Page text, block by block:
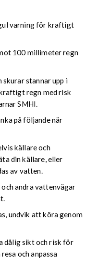
varning för kraftigt
100 millimeter regn
stannar upp i
regn med risk
SMHI.
på följande när
källare och
din källare, eller
av vatten.
andra vattenvägar
undvik att köra genom
dålig sikt och risk för
och anpassa